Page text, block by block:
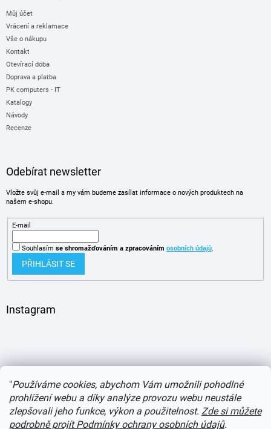
"Používáme cookies, abychom Vám umožnili pohodlné
prohlížení webu a díky analýze provozu webu neustále
zlepšovali jeho funkce, výkon a použitelnost. Zde si můžete
podrobně projít Podmínky ochrany osobních údajů.
Můj účet
Vrácení a reklamace
Vše o nákupu
Kontakt
Otevírací doba
Doprava a platba
PK computers - IT
Katalogy
Návody
Recenze
Odebírat newsletter
Vložte svůj e-mail a my vám budeme zasílat informace o nových produktech na
našem e-shopu.
E-mail
Souhlasím se shromažďováním a zpracováním osobních údajů.
PŘIHLÁSIT SE
Instagram